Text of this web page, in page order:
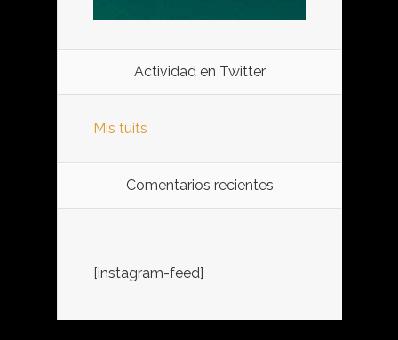
Actividad en Twitter
Mis tuits
Comentarios recientes
[instagram-feed]